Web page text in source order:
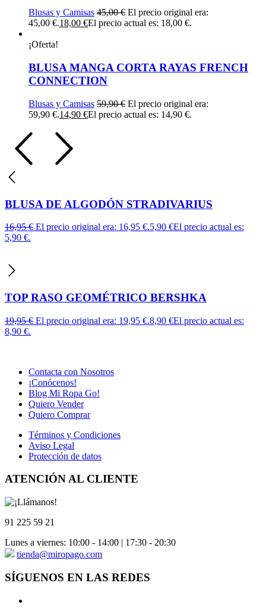
Blusas y Camisas 45,00€ El precio original era:
45,00 €.18,00 €El precio actual es: 18,00 €.
¡Oferta!
BLUSA MANGA CORTA RAYAS FRENCH
CONNECTION
Blusas y Camisas 59,90€ El precio original era:
59,90 €.14,90 €El precio actual es: 14,90 €.
BLUSA DE ALGODÓN STRADIVARIUS
16,95€ El precio original era: 16,95 €.5,90 €El precio actual es:
5,90 €.
TOP RASO GEOMÉTRICO BERSHKA
19,95€ El precio original era: 19,95 €.8,90 €El precio actual es:
8,90 €.
Contacta con Nosotros
¡Conócenos!
Blog Mi Ropa Go!
Quiero Vender
Quiero Comprar
Términos y Condiciones
Aviso Legal
Protección de datos
ATENCIÓN AL CLIENTE
91 225 59 21
Lunes a viernes: 10:00 - 14:00 | 17:30 - 20:30
tienda@miropago.com
SÍGUENOS EN LAS REDES